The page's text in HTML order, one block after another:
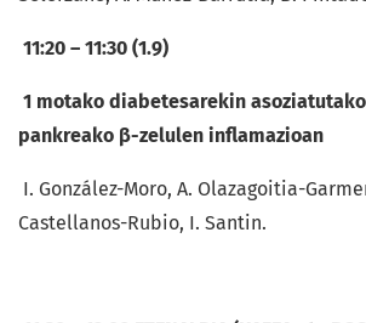
11:20 – 11:30 (1.9)
1 motako diabetesarekin
pankreako β-zelulen inflamazioan
I. González-Moro, A. Olazagoitia-
Castellanos-Rubio, I. Santin.